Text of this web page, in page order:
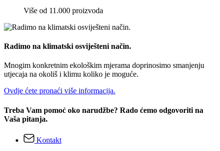
Više od 11.000 proizvoda
Radimo na klimatski osviješteni način.
Mnogim konkretnim ekološkim mjerama doprinosimo smanjenju
utjecaja na okoliš i klimu koliko je moguće.
Ovdje ćete pronaći više informacija.
Treba Vam pomoć oko narudžbe? Rado ćemo odgovoriti na
Vaša pitanja.
Kontakt